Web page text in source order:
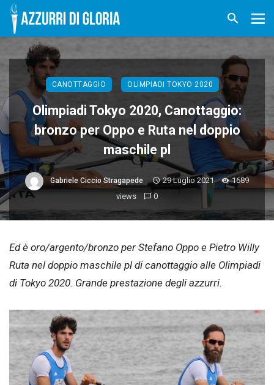
CANOTTAGGIO OLIMPIADI TOKYO 2020
Olimpiadi Tokyo 2020, Canottaggio:
bronzo per Oppo e Ruta nel doppio
maschile pl
Gabriele Ciccio Stragapede 29 Luglio 2021
1689
views
0
Ed è oro/argento/bronzo per Stefano Oppo e Pietro Willy
Ruta nel doppio maschile pl di canottaggio alle Olimpiadi
di Tokyo 2020. Grande prestazione degli azzurri.